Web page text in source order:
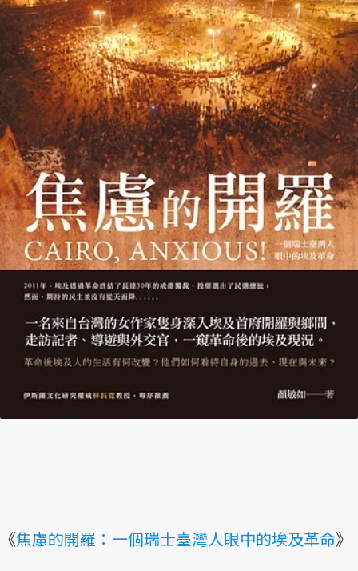
《焦慮的開羅：一個瑞士臺灣人眼中的埃及革命》